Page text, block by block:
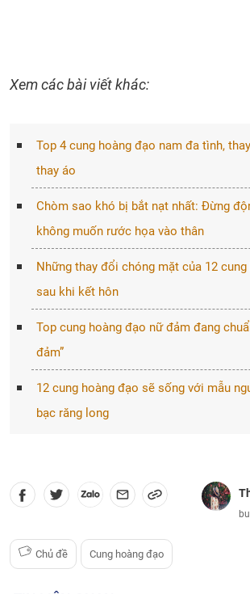
Xem các bài viết khác:
Top 4 cung hoàng đạo nam đa tình,
thay áo
Chòm sao khó bị bắt nạt nhất: Đừng
không muốn rước họa vào thân
Những thay đổi chóng mặt của 12
sau khi kết hôn
Top cung hoàng đạo nữ đảm đang
đảm”
12 cung hoàng đạo sẽ sống với mẫu
bạc răng long
Chủ đề Cung hoàng đạo